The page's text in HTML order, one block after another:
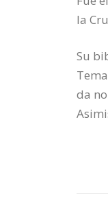
la
Su
da